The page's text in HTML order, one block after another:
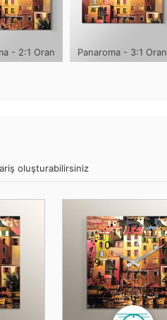
- 2:1 Oran Panaroma - 3:1 Oran
oluşturabilirsiniz